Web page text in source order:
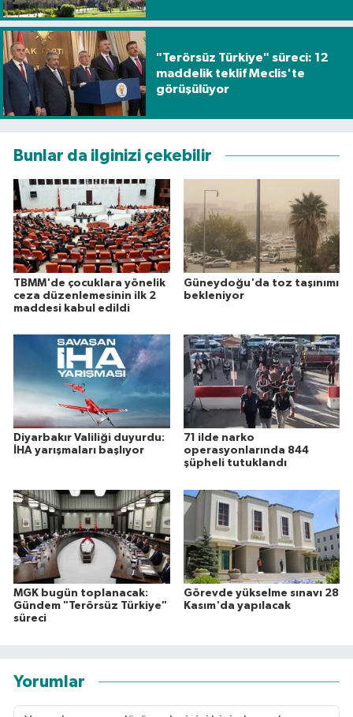
"Terörsüz Türkiye" süreci: 12
maddelik teklif Meclis'te
görüşülüyor
Bunlar da ilginizi çekebilir
TBMM'de çocuklara yönelik
ceza düzenlemesinin ilk 2
maddesi kabul edildi
Güneydoğu'da toz taşınımı
bekleniyor
Diyarbakır Valiliği duyurdu:
İHA yarışmaları başlıyor
71 ilde narko
operasyonlarında 844
şüpheli tutuklandı
MGK bugün toplanacak:
Gündem "Terörsüz Türkiye"
süreci
Görevde yükselme sınavı 28
Kasım'da yapılacak
Yorumlar